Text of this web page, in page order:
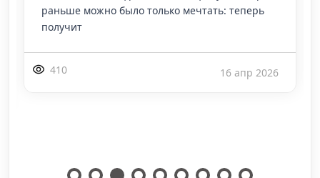
раньше можно было только мечтать: теперь
получит
410 16 апр 2026